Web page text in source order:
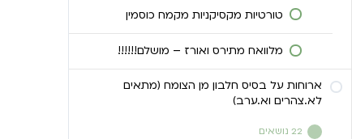
טורטיות מקסיקניות מקמח כוסמין
מלוואח מתירס ואורז – מושלם!!!!!!
ארוחות על בסיס חלבון מן הצומח (מתאים
לא.צהרים וא.ערב)
22 נושאים